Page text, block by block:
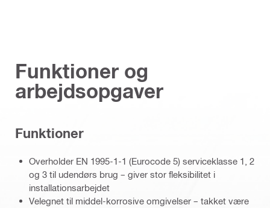
Funktioner og
arbejdsopgaver
Funktioner
Overholder EN 1995-1-1 (Eurocode 5) serviceklasse 1, 2
og 3 til udendørs brug – giver stor fleksibilitet i
installationsarbejdet
Velegnet til middel-korrosive omgivelser – takket være